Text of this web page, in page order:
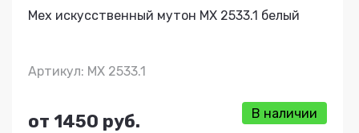
Мех искусственный мутон МХ 2533.1 белый
Артикул: МХ 2533.1
от 1450 руб. В наличии